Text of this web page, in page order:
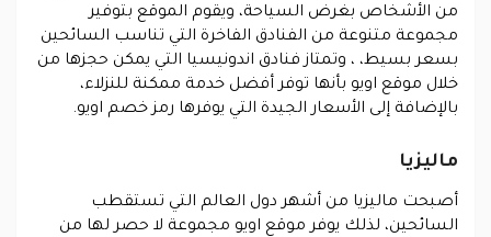
من الأشخاص بغرض السياحة، ويقوم الموقع بتوفير
مجموعة متنوعة من الفنادق الفاخرة التي تناسب السائحين
بسعر بسيط، ، وتمتاز فنادق اندونيسيا التي يمكن حجزها من
خلال موقع اويو بأنها توفر أفضل خدمة ممكنة للنزلاء،
بالإضافة إلى الأسعار الجيدة التي يوفرها رمز خصم اويو.
ماليزيا
أصبحت ماليزيا من أشهر دول العالم التي تستقطب
السائحين، لذلك يوفر موقع اويو مجموعة لا حصر لها من